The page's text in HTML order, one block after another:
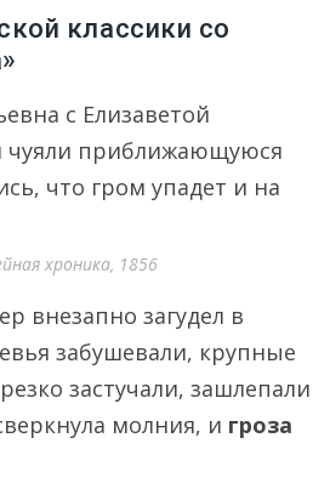
классики со
с Елизаветой
чуяли приближающуюся
что гром упадет и на
хроника, 1856
внезапно загудел в
забушевали, крупные
застучали, зашлепали
молния, и гроза